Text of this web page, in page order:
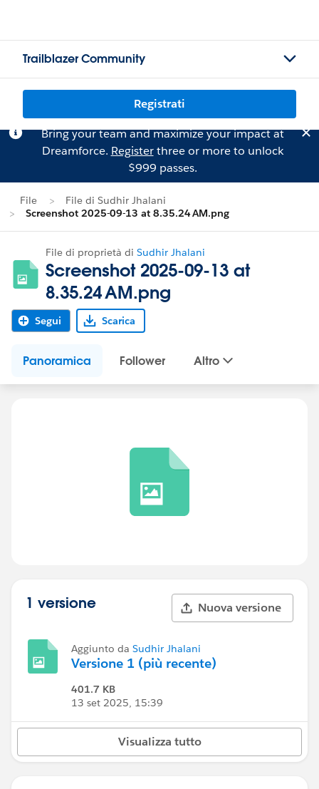
Trailblazer Community
Registrati
Bring your team and maximize your impact at
Dreamforce. Registerthree or more to unlock
$999 passes.
File
File di Sudhir Jhalani
Screenshot 2025-09-13 at 8.35.24 AM.png
File di proprietà di Sudhir Jhalani
Screenshot 2025-09-13 at
8.35.24 AM.png
Segui Scarica
Panoramica Follower Altro
1 versione Nuova versione
Aggiunto da Sudhir Jhalani
Versione 1 (più recente)
401.7 KB
13 set 2025, 15:39
Visualizza tutto